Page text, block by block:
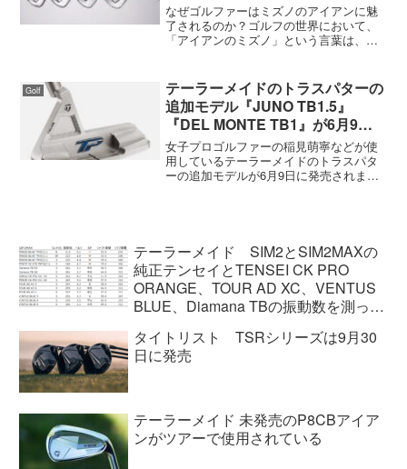
なぜゴルファーはミズノのアイアンに魅
了されるのか？ゴルフの世界において、
「アイアンのミズノ」という言葉は、単
ー・ウッズやニック・ファルドといった
伝説的なプレーヤーから、現...
Golf
テーラーメイドのトラスパターの
追加モデル『JUNO TB1.5』
『DEL MONTE TB1』が6月9日
に発売される
女子プロゴルファーの稲見萌寧などが使
用しているテーラーメイドのトラスパタ
ーの追加モデルが6月9日に発売されま
テーラーメイド SIM2とSIM2MAXの
純正テンセイとTENSEI CK PRO
ORANGE、TOUR AD XC、VENTUS
BLUE、Diamana TBの振動数を測って
タイトリスト TSRシリーズは9月30
日に発売
テーラーメイド 未発売のP8CBアイア
ンがツアーで使用されている